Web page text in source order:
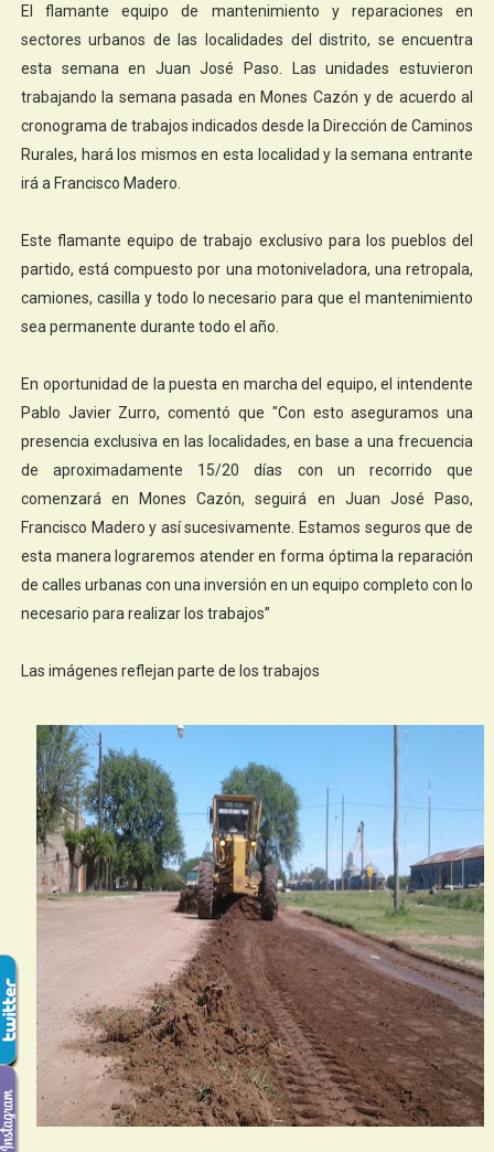
El flamante equipo de mantenimiento y reparaciones en
sectores urbanos de las localidades del distrito, se encuentra
esta semana en Juan José Paso. Las unidades estuvieron
trabajando la semana pasada en Mones Cazón y de acuerdo al
cronograma de trabajos indicados desde la Dirección de Caminos
Rurales, hará los mismos en esta localidad y la semana entrante
irá a Francisco Madero.
Este flamante equipo de trabajo exclusivo para los pueblos del
partido, está compuesto por una motoniveladora, una retropala,
camiones, casilla y todo lo necesario para que el mantenimiento
sea permanente durante todo el año.
En oportunidad de la puesta en marcha del equipo, el intendente
Pablo Javier Zurro, comentó que "Con esto aseguramos una
presencia exclusiva en las localidades, en base a una frecuencia
de aproximadamente 15/20 días con un recorrido que
comenzará en Mones Cazón, seguirá en Juan José Paso,
Francisco Madero y así sucesivamente. Estamos seguros que de
esta manera lograremos atender en forma óptima la reparación
de calles urbanas con una inversión en un equipo completo con lo
necesario para realizar los trabajos”
Las imágenes reflejan parte de los trabajos